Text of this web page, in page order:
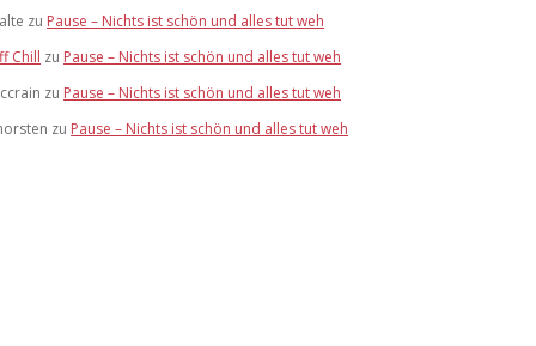
zu Pause – Nichts ist schön und alles tut weh
Chill zu Pause – Nichts ist schön und alles tut weh
zu Pause – Nichts ist schön und alles tut weh
zu Pause – Nichts ist schön und alles tut weh